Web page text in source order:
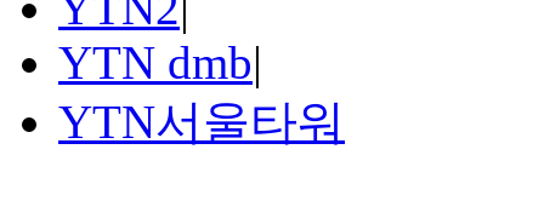
YTN dmb|
YTN서울타워